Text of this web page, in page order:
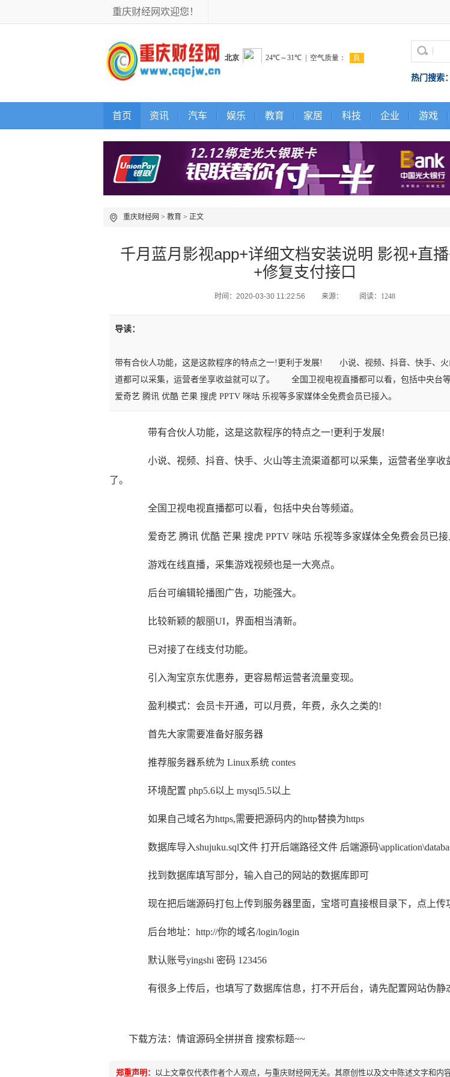
重庆财经网欢迎您！
热门搜索：
首页 资讯 汽车 娱乐 教育 家居 科技 企业 游戏
重庆财经网 > 教育 > 正文
千月蓝月影视app+详细文档安装说明 影视+直
+修复支付接口
时间：2020-03-30 11:22:56 来源： 阅读：1248
导读：
带有合伙人功能，这是这款程序的特点之一!更利于发展! 小说、视频、抖音、快手、火
道都可以采集，运营者坐享收益就可以了。 全国卫视电视直播都可以看，包括中央
爱奇艺 腾讯 优酷 芒果 搜虎 PPTV 咪咕 乐视等多家媒体全免费会员已接入。
带有合伙人功能，这是这款程序的特点之一!更利于发展!
小说、视频、抖音、快手、火山等主流渠道都可以采集，运营者坐享收
了。
全国卫视电视直播都可以看，包括中央台等频道。
爱奇艺 腾讯 优酷 芒果 搜虎 PPTV 咪咕 乐视等多家媒体全免费会员已接
游戏在线直播，采集游戏视频也是一大亮点。
后台可编辑轮播图广告，功能强大。
比较新颖的靓丽UI，界面相当清新。
已对接了在线支付功能。
引入淘宝京东优惠券，更容易帮运营者流量变现。
盈利模式：会员卡开通，可以月费，年费，永久之类的!
首先大家需要准备好服务器
推荐服务器系统为 Linux系统 contes
环境配置 php5.6以上 mysql5.5以上
如果自己域名为https,需要把源码内的http替换为https
数据库导入shujuku.sql文件 打开后端路径文件 后端源码
找到数据库填写部分，输入自己的网站的数据库即可
现在把后端源码打包上传到服务器里面，宝塔可直接根目录下，点上传
后台地址：http://你的域名/login/login
默认账号yingshi 密码 123456
有很多上传后，也填写了数据库信息，打不开后台，请先配置网站伪静
下载方法：情谊源码全拼拼音 搜索标题~~
郑重声明： 以上文章仅代表作者个人观点，与重庆财经网无关。其原创性以及文中陈述文字和内